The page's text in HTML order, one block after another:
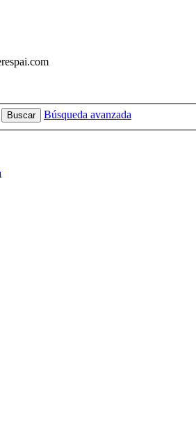
Buscar Búsqueda avanzada